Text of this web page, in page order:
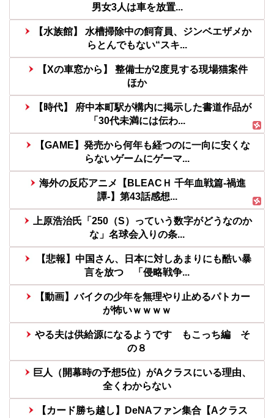
男女3人は車を放置...
【水族館】 水槽掃除中の飼育員、ジンベエザメか
らとんでもない“スキ...
【Xの車窓から】 整備士が2度見する現場猫案件
ほか
【時代】 府中本町駅が構内に掲示した書道作品が
「30代未満には伝わ...
【GAME】発売から何年も経つのに一向に安くな
らないゲームにゲーマ...
海外の反応アニメ【BLEACＨ 千年血戦篇-禍進
譚-】第43話感想...
上原浩治氏「250（S）っていう数字がどうなのか
な」名球会入りの条...
【悲報】中国さん、日本に対しあまりにも酷い暴
言を放つ 「侵略戦争...
【動画】バイクの少年を無理やり止めるパトカー
が怖いｗｗｗｗ
やる夫は供給源になるようです もこっち編 そ
の８
巨人（開幕時の予想5位）がAクラスにいる理由、
全くわからない
【カード勝ち越し】DeNAファン集合【Aクラス